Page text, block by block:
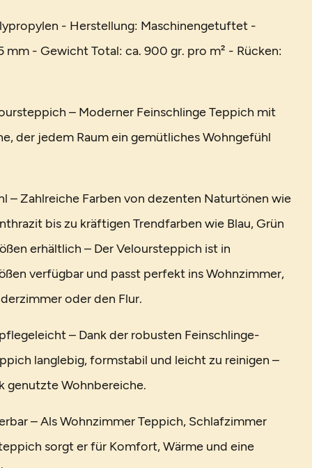
- Herstellung: Maschinengetuftet -
mm - Gewicht Total: ca. 900 gr. pro m² - Rücken:
– Moderner Feinschlinge Teppich mit
der jedem Raum ein gemütliches Wohngefühl
– Zahlreiche Farben von dezenten Naturtönen wie
bis zu kräftigen Trendfarben wie Blau, Grün
erhältlich – Der Veloursteppich ist in
verfügbar und passt perfekt ins Wohnzimmer,
oder den Flur.
– Dank der robusten Feinschlinge-
langlebig, formstabil und leicht zu reinigen –
genutzte Wohnbereiche.
– Als Wohnzimmer Teppich, Schlafzimmer
sorgt er für Komfort, Wärme und eine